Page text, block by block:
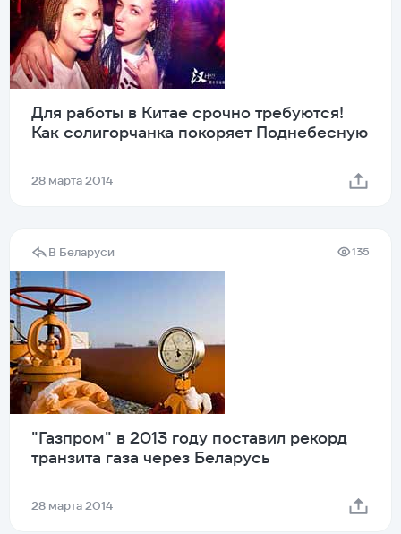
Для работы в Китае срочно требуются!
Как солигорчанка покоряет Поднебесную
28 марта 2014
В Беларуси 135
"Газпром" в 2013 году поставил рекорд
транзита газа через Беларусь
28 марта 2014